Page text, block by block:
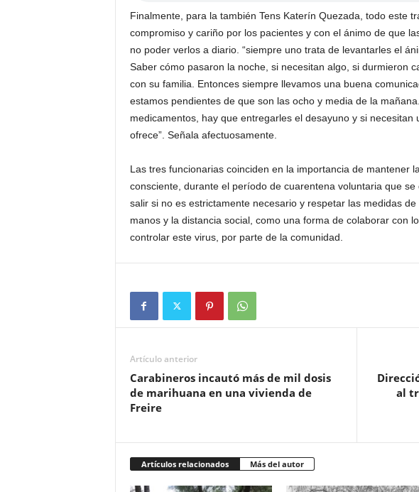
Finalmente, para la también Tens Katerín Quezada, todo este
compromiso y cariño por los pacientes y con el ánimo de que
no poder verlos a diario. “siempre uno trata de levantarles el
Saber cómo pasaron la noche, si necesitan algo, si durmieron
con su familia. Entonces siempre llevamos una buena
estamos pendientes de que son las ocho y media de la
medicamentos, hay que entregarles el desayuno y si necesitan
ofrece”. Señala afectuosamente.
Las tres funcionarias coinciden en la importancia de mantener
consciente, durante el período de cuarentena voluntaria que
salir si no es estrictamente necesario y respetar las medidas
manos y la distancia social, como una forma de colaborar con
controlar este virus, por parte de la comunidad.
Artículo anterior
Carabineros incautó más de mil dosis
de marihuana en una vivienda de
Freire
al
Artículos relacionados Más del autor